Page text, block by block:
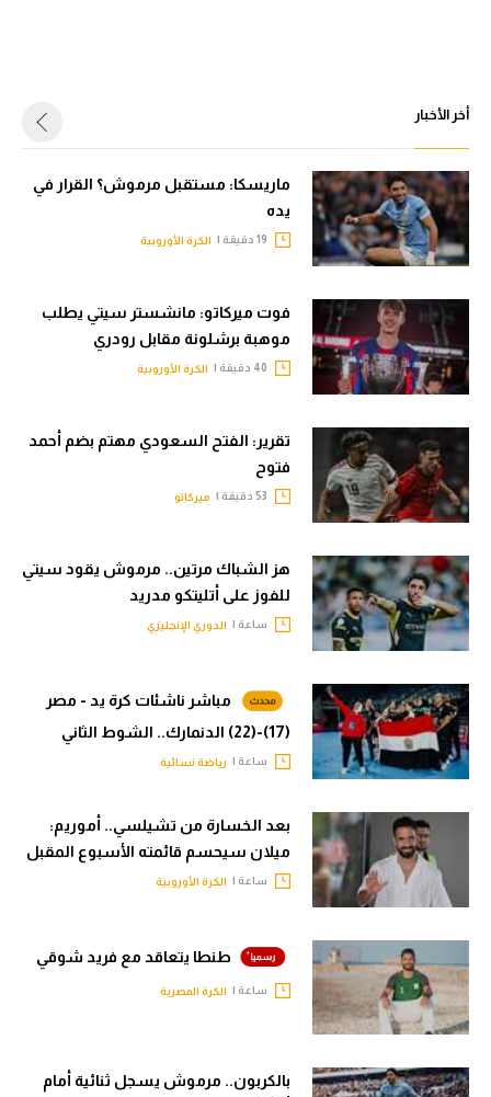
أخر الأخبار
ماريسكا: مستقبل مرموش؟ القرار في
يده
الكرة الأوروبية
فوت ميركاتو: مانشستر سيتي يطلب
موهبة برشلونة مقابل رودري
الكرة الأوروبية
تقرير: الفتح السعودي مهتم بضم أحمد
فتوح
ميركاتو
هز الشباك مرتين.. مرموش يقود سيتي
للفوز على أتليتكو مدريد
ساعة | الدوري الإنجليزي
مباشر ناشئات كرة يد - مصر
(17)-(22) الدنمارك.. الشوط الثاني
ساعة | رياضة نسائية
بعد الخسارة من تشيلسي.. أموريم:
ميلان سيحسم قائمته الأسبوع المقبل
ساعة | الكرة الأوروبية
طنطا يتعاقد مع فريد شوقي
ساعة | الكرة المصرية
بالكربون.. مرموش يسجل ثنائية أمام